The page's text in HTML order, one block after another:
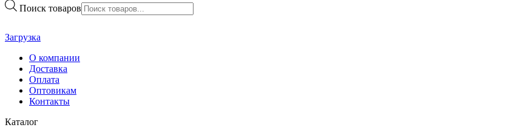
Поиск товаров
Загрузка
О компании
Доставка
Оплата
Оптовикам
Контакты
Каталог